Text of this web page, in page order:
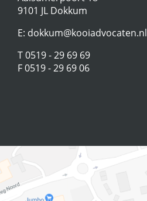
9101 JL Dokkum
E: dokkum@kooiadvocaten.nl
T 0519 - 29 69 69
F 0519 - 29 69 06